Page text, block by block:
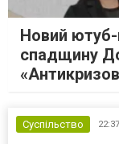
Новий ютуб-
спадщину
Суспільство